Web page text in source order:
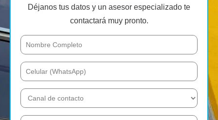
Déjanos tus datos y un asesor especializado te
contactará muy pronto.